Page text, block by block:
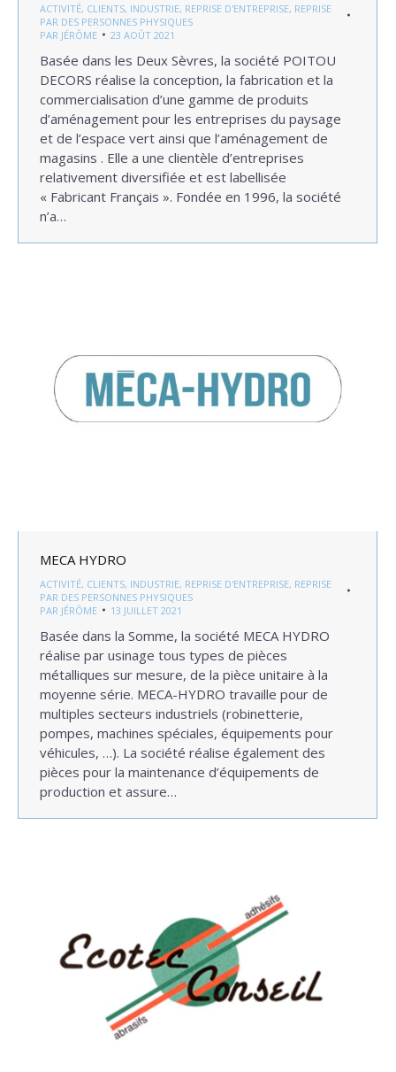
ACTIVITÉ, CLIENTS, INDUSTRIE, REPRISE D'ENTREPRISE, REPRISE
PAR DES PERSONNES PHYSIQUES
PAR JÉRÔME 23 AOÛT 2021
Basée dans les Deux Sèvres, la société POITOU
DECORS réalise la conception, la fabrication et la
commercialisation d’une gamme de produits
d’aménagement pour les entreprises du paysage
et de l’espace vert ainsi que l’aménagement de
magasins . Elle a une clientèle d’entreprises
relativement diversifiée et est labellisée
« Fabricant Français ». Fondée en 1996, la société
n’a…
MECA HYDRO
ACTIVITÉ, CLIENTS, INDUSTRIE, REPRISE D'ENTREPRISE, REPRISE
PAR DES PERSONNES PHYSIQUES
PAR JÉRÔME 13 JUILLET 2021
Basée dans la Somme, la société MECA HYDRO
réalise par usinage tous types de pièces
métalliques sur mesure, de la pièce unitaire à la
moyenne série. MECA-HYDRO travaille pour de
multiples secteurs industriels (robinetterie,
pompes, machines spéciales, équipements pour
véhicules, …). La société réalise également des
pièces pour la maintenance d’équipements de
production et assure…